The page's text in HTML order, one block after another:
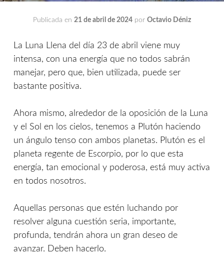
Publicada en 21 de abril de 2024 por Octavio Déniz
La Luna Llena del día 23 de abril viene muy
intensa, con una energía que no todos sabrán
manejar, pero que, bien utilizada, puede ser
bastante positiva.
Ahora mismo, alrededor de la oposición de la Luna
y el Sol en los cielos, tenemos a Plutón haciendo
un ángulo tenso con ambos planetas. Plutón es el
planeta regente de Escorpio, por lo que esta
energía, tan emocional y poderosa, está muy activa
en todos nosotros.
Aquellas personas que estén luchando por
resolver alguna cuestión seria, importante,
profunda, tendrán ahora un gran deseo de
avanzar. Deben hacerlo.